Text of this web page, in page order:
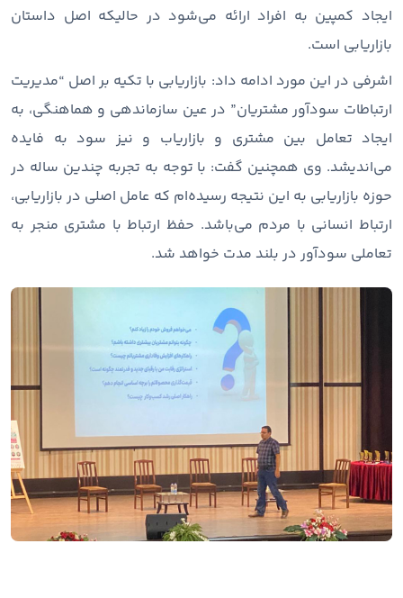
ایجاد کمپین به افراد ارائه می‌شود در حالیکه اصل داستان
بازاریابی است.
اشرفی در این مورد ادامه داد: بازاریابی با تکیه بر اصل “مدیریت
ارتباطات سودآور مشتریان” در عین سازماندهی و هماهنگی، به
ایجاد تعامل بین مشتری و بازاریاب و نیز سود به فایده
می‌اندیشد. وی همچنین گفت: با توجه به تجربه چندین ساله در
حوزه بازاریابی به این نتیجه رسیده‌ام که عامل اصلی در بازاریابی،
ارتباط انسانی با مردم می‌باشد. حفظ ارتباط با مشتری منجر به
تعاملی سودآور در بلند مدت خواهد شد.